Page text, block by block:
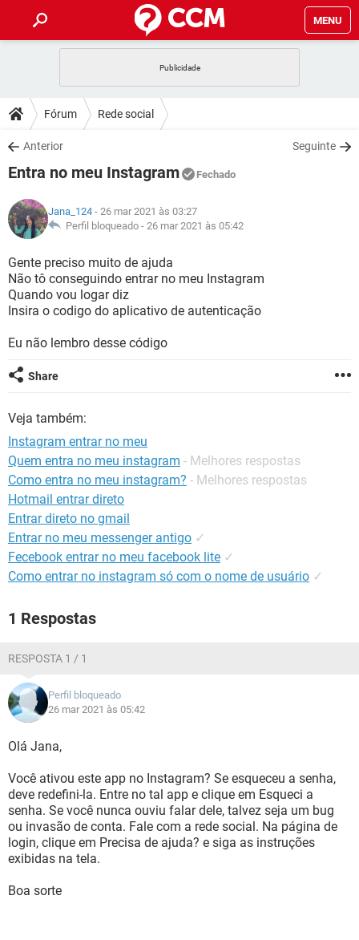
MENU
CELULAR
OUTLOOK
INSTAGRAM GMAIL
GUIA DE COMPRAS
DICAS
JOGOS
INSTAGRAM GMAIL
GUIA DE COMPRAS
DOWNLOADS
JOGOS WHATSAPP
CELULAR
OUTLOOK EXCEL
INSTAGRAM
GUIA DE COMPRAS
JOGOS WHATSAPP
CELULAR
OUTLOOK
INSTAGRAM
GLOSSÁRIO
CELULAR FACEBOOK
OUTLOOK EXCEL
INSTAGRAM
GUIA DE COMPRAS
Fórum Rede social
Anterior Seguinte
Entra no meu Instagram Fechado
Jana_124 - 26 mar 2021 às 03:27
Perfil bloqueado - 26 mar 2021 às 05:42
Gente preciso muito de ajuda
Não tô conseguindo entrar no meu Instagram
Quando vou logar diz
Insira o codigo do aplicativo de autenticação
Eu não lembro desse código
Share
Veja também:
Instagram entrar no meu
Quem entra no meu instagram - Melhores respostas
Como entra no meu instagram? - Melhores respostas
Hotmail entrar direto
Entrar direto no gmail
Entrar no meu messenger antigo ✓
Fecebook entrar no meu facebook lite ✓
Como entrar no instagram só com o nome de usuário ✓
1 Respostas
RESPOSTA 1 / 1
Perfil bloqueado
26 mar 2021 às 05:42
Olá Jana,
Você ativou este app no Instagram? Se esqueceu a senha,
deve redefini-la. Entre no tal app e clique em Esqueci a
senha. Se você nunca ouviu falar dele, talvez seja um bug
ou invasão de conta. Fale com a rede social. Na página de
login, clique em Precisa de ajuda? e siga as instruções
exibidas na tela.
Boa sorte